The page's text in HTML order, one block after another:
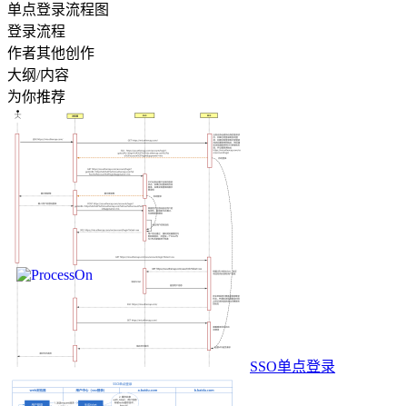
单点登录流程图
登录流程
作者其他创作
大纲/内容
为你推荐
SSO单点登录